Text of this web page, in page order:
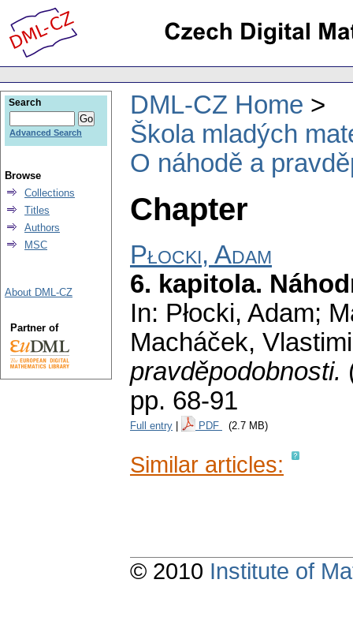
DML-CZ Home
Škola mladých
O náhodě a
Chapter
Płocki, Adam
6. kapitola.
In: Płocki, Adam;
Macháček,
pravděpodobnosti.
pp. 68-91
Full entry PDF (2.7 MB)
Similar articles:
Search
Advanced Search
Browse
Collections
Titles
Authors
MSC
About DML-CZ
Partner of
© 2010 Institute of